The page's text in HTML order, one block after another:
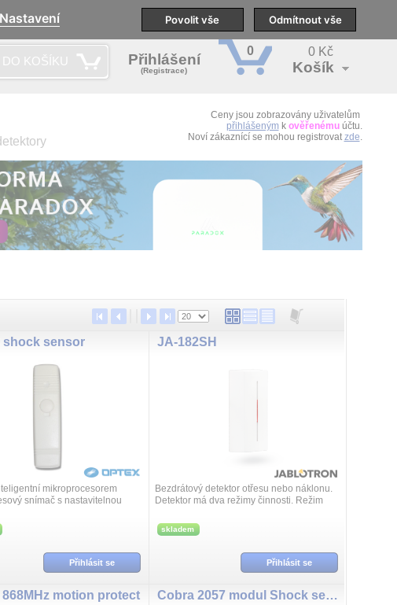
Naše pobočky Technická podpora CS
KOŠÍKU Přihlášení
(Registrace)
0 0 Kč
Košík
Ceny jsou zobrazovány uživatelům
přihlášenýmk ověřenémuúčtu.
Noví zákaznící se mohou registrovatzde.
shock sensor
mikroprocesorem
snímač s nastavitelnou
Přihlásit se
JA-182SH
Bezdrátový detektor otřesu nebo náklonu.
Detektor má dva režimy činnosti. Režim
lehkých příček apod. indikuje pokus ...
skladem
Přihlásit se
868MHz motion protect Cobra 2057 modul Shock sensoru
Nastavení Povolit vše Odmítnout vše